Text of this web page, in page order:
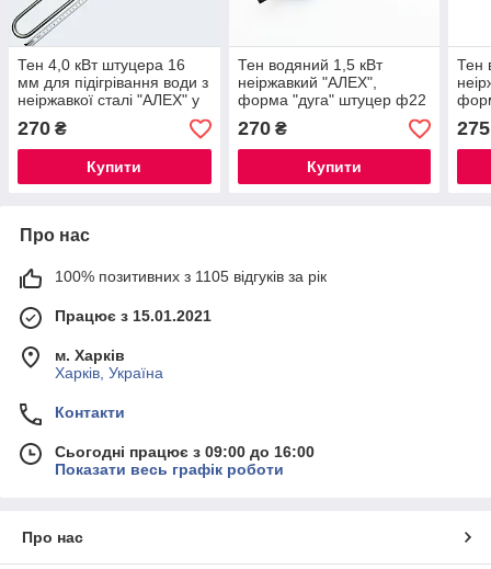
Тен 4,0 кВт штуцера 16
мм для підігрівання води з
неіржавкої сталі "АЛЕХ" у
формі "дуги"
270 ₴
Купити
Тен водяний 1,5 кВт
неіржавкий "АЛЕХ",
форма "дуга" штуцер ф22
270₴
Купити
Тен
275
Про нас
100% позитивних з 1105 відгуків за рік
Працює з 15.01.2021
м. Харків
Харків, Україна
Контакти
Сьогодні працює з 09:00 до 16:00
Показати весь графік роботи
Про нас